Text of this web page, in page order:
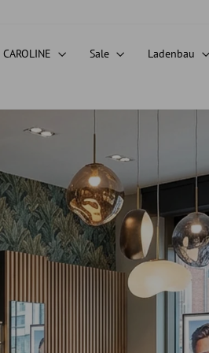
CAROLINE Sale Ladenbau